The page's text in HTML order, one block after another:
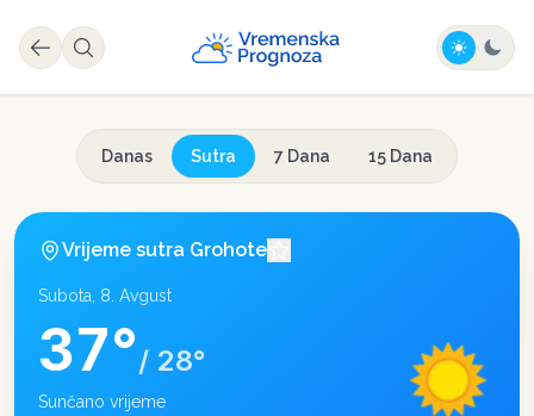
Danas Sutra 7 Dana 15 Dana
Vrijeme sutra Grohote
Subota, 8. Avgust
37°/ 28°
Sunčano vrijeme